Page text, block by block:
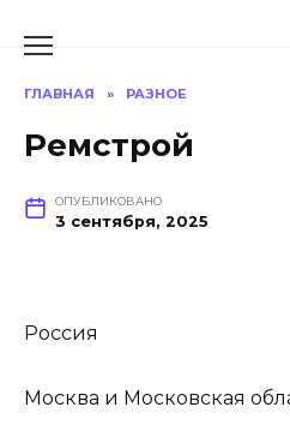
ГЛАВНАЯ » РАЗНОЕ
Ремстрой
ОПУБЛИКОВАНО
3 сентября, 2025
Россия
Москва и Московская